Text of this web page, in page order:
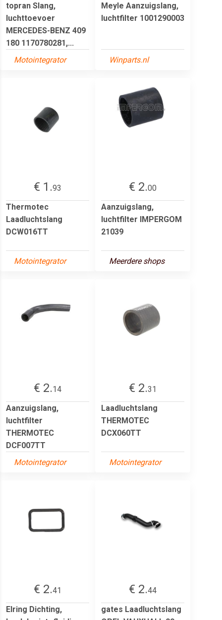
topran Slang,
luchttoevoer
MERCEDES-BENZ 409
180 1170780281,...
Motointegrator
Meyle Aanzuigslang,
luchtfilter 1001290003
Winparts.nl
€ 1.93
Thermotec
Laadluchtslang
DCW016TT
Motointegrator
€ 2.00
Aanzuigslang,
luchtfilter IMPERGOM
21039
Meerdere shops
€ 2.14
Aanzuigslang,
luchtfilter
THERMOTEC
DCF007TT
Motointegrator
€ 2.31
Laadluchtslang
THERMOTEC
DCX060TT
Motointegrator
€ 2.41
Elring Dichting,
€ 2.44
gates Laadluchtslang